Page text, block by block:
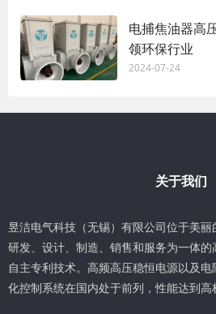
电捕焦油器高
领环保行业
2024-07-24
关于我们
昱洁电气科技（无锡）有限公司位于美
研发、设计、制造、销售和服务为一体
自主专利技术。高频高压稳恒电源以及
化控制系统在国内处于前列，性能达到高